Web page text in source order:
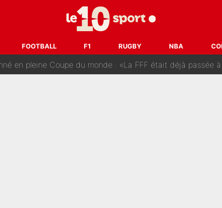
FOOTBALL F1 RUGBY NBA
: Ces autres joueurs du XV de France pourraient aussi quitter le Stade
changent de chaîne : beIN SPORTS ne digère pas cette décision
en pleine Coupe du monde : «La FFF était déjà passée